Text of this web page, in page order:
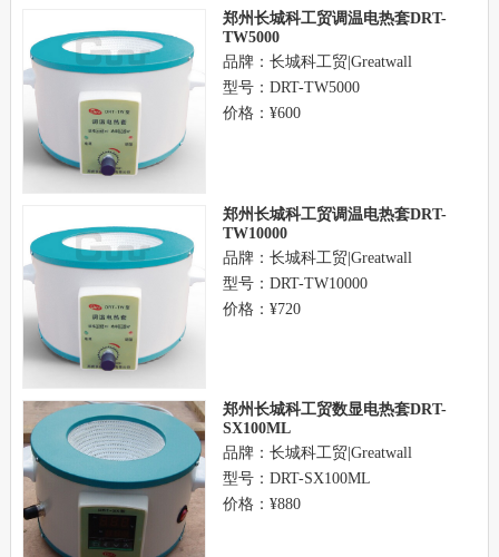
郑州长城科工贸调温电热套DRT-
TW5000
品牌：长城科工贸|Greatwall
型号：DRT-TW5000
价格：¥600
郑州长城科工贸调温电热套DRT-
TW10000
品牌：长城科工贸|Greatwall
型号：DRT-TW10000
价格：¥720
郑州长城科工贸数显电热套DRT-
SX100ML
品牌：长城科工贸|Greatwall
型号：DRT-SX100ML
价格：¥880